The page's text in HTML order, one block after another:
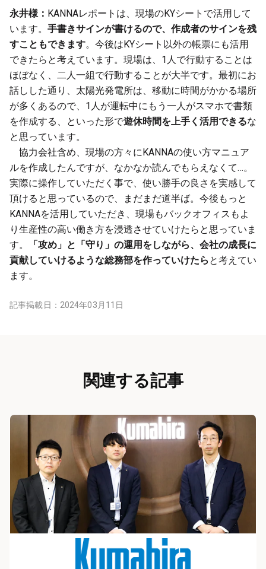
永井様： KANNAレポートは、現場のKYシートで活用して
います。 手書きサインが書けるので、作成者のサインを残
すこともできます。今後はKYシート以外の帳票にも活用
できたらと考えています。現場は、1人で行動することは
ほぼなく、二人一組で行動することが大半です。最初にお
話しした通り、太陽光発電所は、移動に時間がかかる場所
が多くあるので、1人が運転中にもう一人がスマホで書類
を作成する、といった形で遊休時間を上手く活用できるな
と思っています。
協力会社含め、現場の方々にKANNAの使い方マニュア
ルを作成したんですが、なかなか読んでもらえなくて…。
実際に操作していただく事で、使い勝手の良さを実感して
頂けると思っているので、まだまだ道半ば。今後もっと
KANNAを活用していただき、現場もバックオフィスもよ
り生産性の高い働き方を浸透させていけたらと思っていま
す。
「攻め」と「守り」の運用をしながら、会社の成長に
貢献していけるような総務部を作っていけたら と考えてい
ます。
記事掲載日： 2024年03月11日
関連する記事